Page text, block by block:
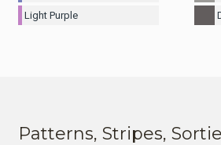
Light Purple
Patterns, Stripes,